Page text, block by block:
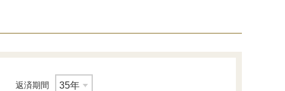
返済期間